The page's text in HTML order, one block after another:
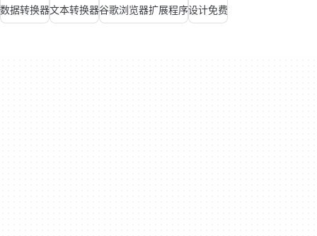
数据转换器文本转换器谷歌浏览器扩展程序设计免费